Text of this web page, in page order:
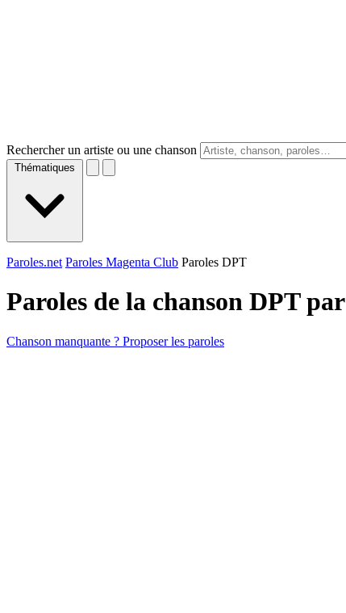
Rechercher un artiste ou une chanson
Thématiques
Paroles.net Paroles Magenta Club Paroles DPT
Paroles de la chanson DPT par
Chanson manquante ? Proposer les paroles